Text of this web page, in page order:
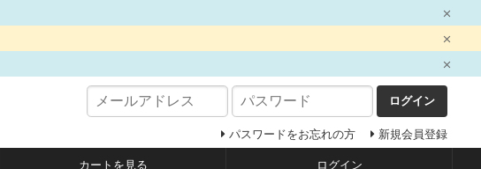
ログイン
パスワードをお忘れの方 新規会員登録
カートを見る ログイン